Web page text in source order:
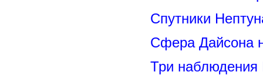
Спутники
Сфера Дайсона
Три